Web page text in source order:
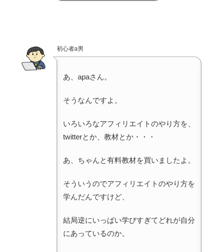
初心者a男
あ、apaさん。
そうなんですよ。
いろいろなアフィリエイトのやり方を、
twitterとか、教材とか・・・
あ、ちゃんと有料教材を買いましたよ。
そういうのでアフィリエイトのやり方を
学んだんですけど、
結局逆にいっぱい学びすぎてどれが自分
にあっているのか。